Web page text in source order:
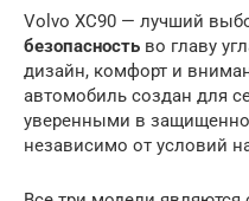
Volvo XC90 — лучший
безопасность во главу
дизайн, комфорт и
автомобиль создан для
уверенными в
независимо от условий